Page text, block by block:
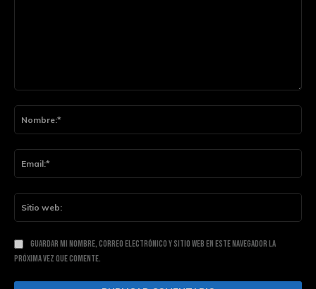
Guardar mi nombre, correo electrónico y sitio web en este navegador la
próxima vez que comente.